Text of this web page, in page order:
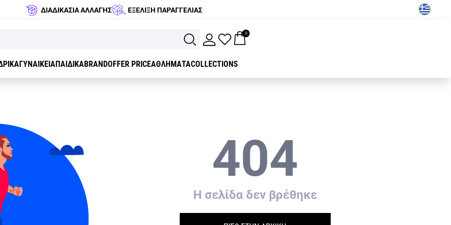
ΔΙΑΔΙΚΑΣΙΑ ΑΛΛΑΓΗΣ ΕΞΕΛΙΞΗ ΠΑΡΑΓΓΕΛΙΑΣ
0
ΓΥΝΑΙΚΕΙΑΠΑΙΔΙΚΑBRANDOFFER PRICEΑΘΛΗΜΑΤΑCOLLECTIONS
404
H σελίδα δεν βρέθηκε